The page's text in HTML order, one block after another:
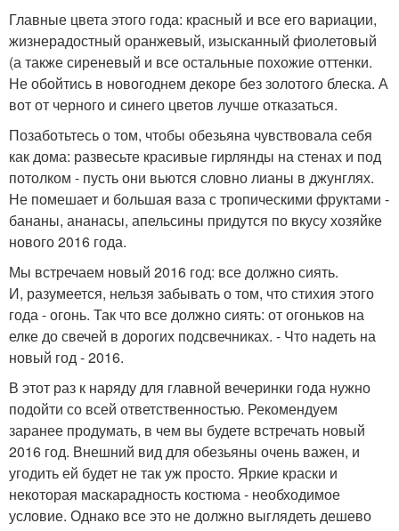
Главные цвета этого года: красный и все его вариации,
жизнерадостный оранжевый, изысканный фиолетовый
(а также сиреневый и все остальные похожие оттенки.
Не обойтись в новогоднем декоре без золотого блеска. А
вот от черного и синего цветов лучше отказаться.
Позаботьтесь о том, чтобы обезьяна чувствовала себя
как дома: развесьте красивые гирлянды на стенах и под
потолком - пусть они вьются словно лианы в джунглях.
Не помешает и большая ваза с тропическими фруктами -
бананы, ананасы, апельсины придутся по вкусу хозяйке
нового 2016 года.
Мы встречаем новый 2016 год: все должно сиять.
И, разумеется, нельзя забывать о том, что стихия этого
года - огонь. Так что все должно сиять: от огоньков на
елке до свечей в дорогих подсвечниках. - Что надеть на
новый год - 2016.
В этот раз к наряду для главной вечеринки года нужно
подойти со всей ответственностью. Рекомендуем
заранее продумать, в чем вы будете встречать новый
2016 год. Внешний вид для обезьяны очень важен, и
угодить ей будет не так уж просто. Яркие краски и
некоторая маскарадность костюма - необходимое
условие. Однако все это не должно выглядеть дешево